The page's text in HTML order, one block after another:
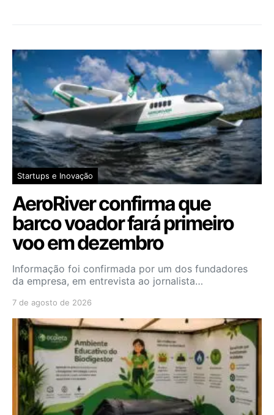
Startups e Inovação
AeroRiver confirma que
barco voador fará primeiro
voo em dezembro
Informação foi confirmada por um dos fundadores
da empresa, em entrevista ao jornalista…
7 de agosto de 2026